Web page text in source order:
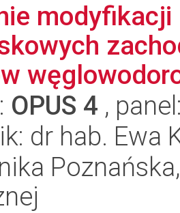
OPUS 4 ,
dr hab. Ewa